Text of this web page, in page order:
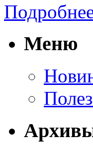
Меню